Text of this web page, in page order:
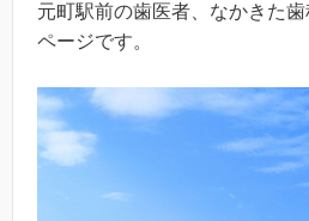
元町駅前の歯医者、なかきた
ページです。